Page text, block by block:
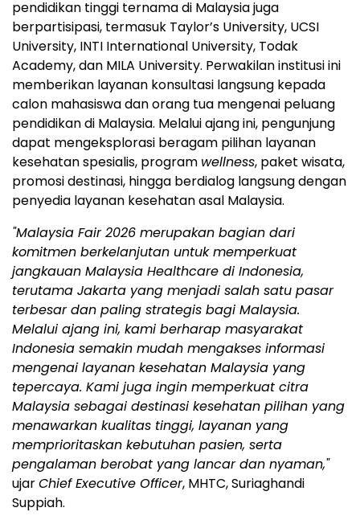
pendidikan tinggi ternama di Malaysia juga
berpartisipasi, termasuk Taylor’s University, UCSI
University, INTI International University, Todak
Academy, dan MILA University. Perwakilan institusi ini
memberikan layanan konsultasi langsung kepada
calon mahasiswa dan orang tua mengenai peluang
pendidikan di Malaysia. Melalui ajang ini, pengunjung
dapat mengeksplorasi beragam pilihan layanan
kesehatan spesialis, program wellness, paket wisata,
promosi destinasi, hingga berdialog langsung dengan
penyedia layanan kesehatan asal Malaysia.
"Malaysia Fair 2026 merupakan bagian dari
komitmen berkelanjutan untuk memperkuat
jangkauan Malaysia Healthcare di Indonesia,
terutama Jakarta yang menjadi salah satu pasar
terbesar dan paling strategis bagi Malaysia.
Melalui ajang ini, kami berharap masyarakat
Indonesia semakin mudah mengakses informasi
mengenai layanan kesehatan Malaysia yang
tepercaya. Kami juga ingin memperkuat citra
Malaysia sebagai destinasi kesehatan pilihan yang
menawarkan kualitas tinggi, layanan yang
memprioritaskan kebutuhan pasien, serta
pengalaman berobat yang lancar dan nyaman,"
ujarChief Executive Officer, MHTC, Suriaghandi
Suppiah.